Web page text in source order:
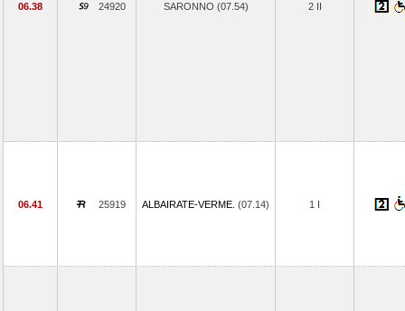
06.38 24920 SARONNO (07.54) 2 II
06.41 25919 ALBAIRATE-VERME. (07.14) 1 I